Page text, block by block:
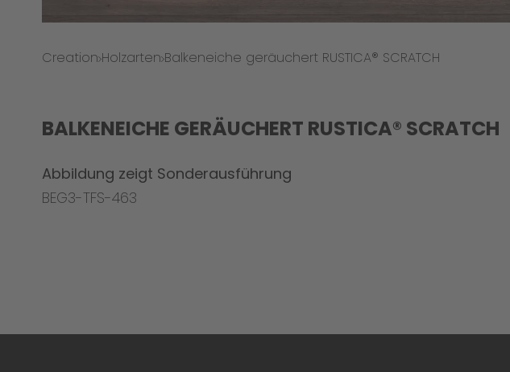
Creation Holzarten Balkeneiche geräuchert RUSTICA® SCRATCH
BALKENEICHE GERÄUCHERT RUSTICA® SCRATCH
Abbildung zeigt Sonderausführung
BEG3-TFS-463